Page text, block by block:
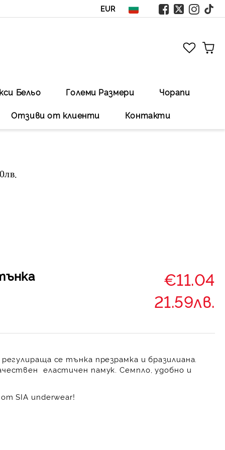
EUR
Бельо Големи Размери Чорапи
Отзиви от клиенти Контакти
.Безплатна доставка със
€11.04
21.59лв.
регулираща се тънка презрамка и бразилиана.
еластичен памук. Семпло, удобно и
SIA underwear!